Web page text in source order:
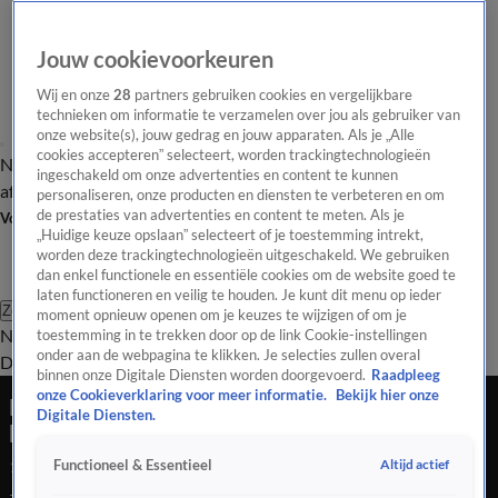
Nieuws van de DagOpinie van de Dag Onze categorieën Laatste
afleveringVideo's Nieuws van de Dag Podcast
Volg Nieuws van de Dag
Zoeken
Nieuws van de DagOpinie van de
Dag
Video'sUitzendingen PodcastPanelContact
Hoe wordt AI gebruikt in de strijd tegen
bosbranden?
14 aug 2025, 18:38
Jouw cookievoorkeuren
Wij en onze28 partners gebruiken cookies en vergelijkbare
technieken om informatie te verzamelen over jou als gebruiker van
onze website(s), jouw gedrag en jouw apparaten. Als je „Alle
cookies accepteren” selecteert, worden trackingtechnologieën
ingeschakeld om onze advertenties en content te kunnen
personaliseren, onze producten en diensten te verbeteren en om
de prestaties van advertenties en content te meten. Als je
„Huidige keuze opslaan” selecteert of je toestemming intrekt,
worden deze trackingtechnologieën uitgeschakeld. We gebruiken
dan enkel functionele en essentiële cookies om de website goed te
laten functioneren en veilig te houden. Je kunt dit menu op ieder
moment opnieuw openen om je keuzes te wijzigen of om je
toestemming in te trekken door op de link Cookie-instellingen
onder aan de webpagina te klikken. Je selecties zullen overal
binnen onze Digitale Diensten worden doorgevoerd. Raadpleeg
onze Cookieverklaring voor meer informatie.
Bekijk hier onze
Digitale Diensten.
Functioneel & Essentieel Altijd actief